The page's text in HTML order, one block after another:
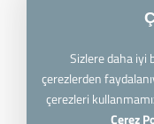
Sizlere daha iyi
çerezlerden
çerezleri
Çerez